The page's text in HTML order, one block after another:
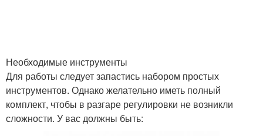
Необходимые инструменты
Для работы следует запастись набором простых
инструментов. Однако желательно иметь полный
комплект, чтобы в разгаре регулировки не возникли
сложности. У вас должны быть: